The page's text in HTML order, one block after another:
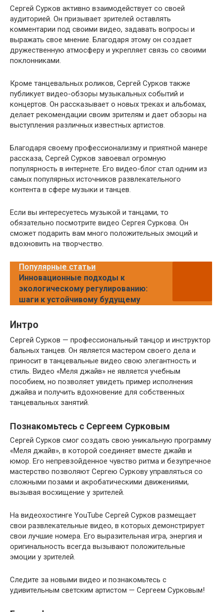
Сергей Сурков активно взаимодействует со своей
аудиторией. Он призывает зрителей оставлять
комментарии под своими видео, задавать вопросы и
выражать свое мнение. Благодаря этому он создает
дружественную атмосферу и укрепляет связь со своими
поклонниками.
Кроме танцевальных роликов, Сергей Сурков также
публикует видео-обзоры музыкальных событий и
концертов. Он рассказывает о новых треках и альбомах,
делает рекомендации своим зрителям и дает обзоры на
выступления различных известных артистов.
Благодаря своему профессионализму и приятной манере
рассказа, Сергей Сурков завоевал огромную
популярность в интернете. Его видео-блог стал одним из
самых популярных источников развлекательного
контента в сфере музыки и танцев.
Если вы интересуетесь музыкой и танцами, то
обязательно посмотрите видео Сергея Суркова. Он
сможет подарить вам много положительных эмоций и
вдохновить на творчество.
Популярные статьи
Инновационные подходы к
экологическому регулированию:
шаги к устойчивому будущему
Интро
Сергей Сурков — профессиональный танцор и инструктор
бальных танцев. Он является мастером своего дела и
приносит в танцевальные видео свою элегантность и
стиль. Видео «Меля джайв» не является учебным
пособием, но позволяет увидеть пример исполнения
джайва и получить вдохновение для собственных
танцевальных занятий.
Познакомьтесь с Сергеем Сурковым
Сергей Сурков смог создать свою уникальную программу
«Меля джайв», в которой соединяет вместе джайв и
юмор. Его непревзойденное чувство ритма и безупречное
мастерство позволяют Сергею Суркову управляться со
сложными позами и акробатическими движениями,
вызывая восхищение у зрителей.
На видеохостинге YouTube Сергей Сурков размещает
свои развлекательные видео, в которых демонстрирует
свои лучшие номера. Его выразительная игра, энергия и
оригинальность всегда вызывают положительные
эмоции у зрителей.
Следите за новыми видео и познакомьтесь с
удивительным светским артистом — Сергеем Сурковым!